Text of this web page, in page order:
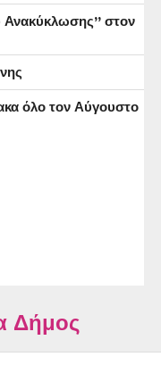
Ανακύκλωσης” στον
όλο τον Αύγουστο
Δήμος